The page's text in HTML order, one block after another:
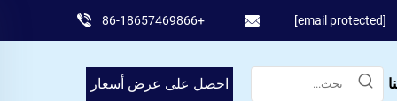
+86-18657469866 [email protected]
احصل على عرض أسعار